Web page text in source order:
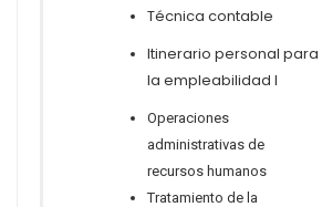
Técnica contable
Itinerario personal para
la empleabilidad I
Operaciones
administrativas de
recursos humanos
Tratamiento de la